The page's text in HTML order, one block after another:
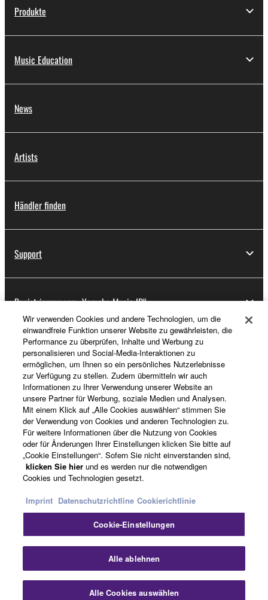
Produkte
Music Education
News
Artists
Händler finden
Support
Registrierung von „Yamaha Music ID“
Über Yamaha
Deutschland - German
Business
KontaktNutzungsbedingungenDatenschutzerklärung
CookierichtlinieImpressum
© Yamaha Corporation.
Wir verwenden Cookies und andere Technologien, um die
einwandfreie Funktion unserer Website zu gewährleisten, die
Performance zu überprüfen, Inhalte und Werbung zu
personalisieren und Social-Media-Interaktionen zu
ermöglichen, um Ihnen so ein persönliches Nutzerlebnisse
zur Verfügung zu stellen. Zudem übermitteln wir auch
Informationen zu Ihrer Verwendung unserer Website an
unsere Partner für Werbung, soziale Medien und Analysen.
Mit einem Klick auf „Alle Cookies auswählen“ stimmen Sie
der Verwendung von Cookies und anderen Technologien zu.
Für weitere Informationen über die Nutzung von Cookies
oder für Änderungen Ihrer Einstellungen klicken Sie bitte auf
„Cookie Einstellungen“. Sofern Sie nicht einverstanden sind,
klicken Sie hier und es werden nur die notwendigen
Cookies und Technologien gesetzt.
Imprint Datenschutzrichtline Cookierichtlinie
Cookie-Einstellungen
Alle ablehnen
Alle Cookies auswählen